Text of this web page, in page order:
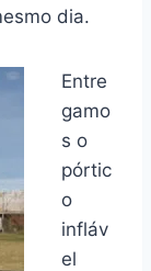
dia.
Entre
gamo
s o
pórtic
o
infláv
el